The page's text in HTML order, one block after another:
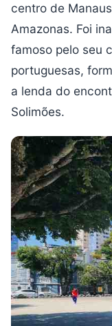
centro de
Amazonas. Foi
famoso pelo seu
portuguesas,
a lenda do
Solimões.